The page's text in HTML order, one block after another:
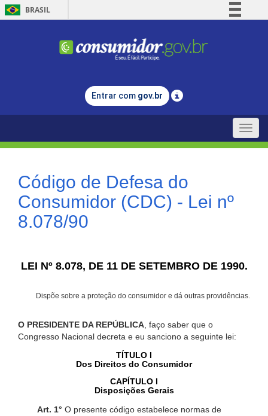
BRASIL
Comunica BR
Legislação
Entrar com gov.br
Toggle
Código de Defesa do
Consumidor (CDC) - Lei nº
8.078/90
LEI Nº 8.078, DE 11 DE SETEMBRO DE 1990.
Dispõe sobre a proteção do consumidor e dá outras providências.
O PRESIDENTE DA REPÚBLICA , faço saber que o
Congresso Nacional decreta e eu sanciono a seguinte lei:
TÍTULO I
Dos Direitos do Consumidor
CAPÍTULO I
Disposições Gerais
Art. 1° O presente código estabelece normas de